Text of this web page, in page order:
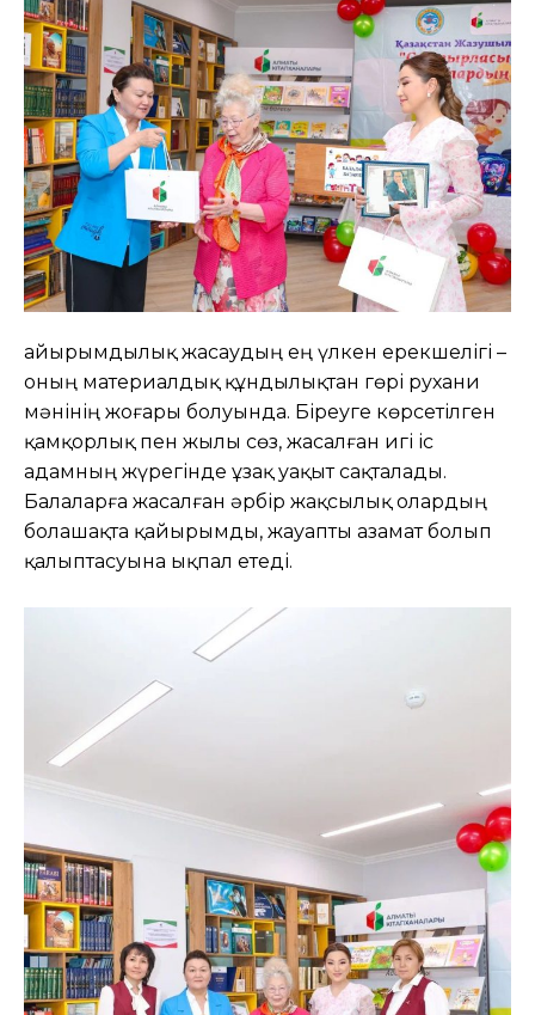
Қайырымдылық жасаудың ең үлкен ерекшелігі –
оның материалдық құндылықтан гөрі рухани
мәнінің жоғары болуында. Біреуге көрсетілген
қамқорлық пен жылы сөз, жасалған игі іс
адамның жүрегінде ұзақ уақыт сақталады.
Балаларға жасалған әрбір жақсылық олардың
болашақта қайырымды, жауапты азамат болып
қалыптасуына ықпал етеді.